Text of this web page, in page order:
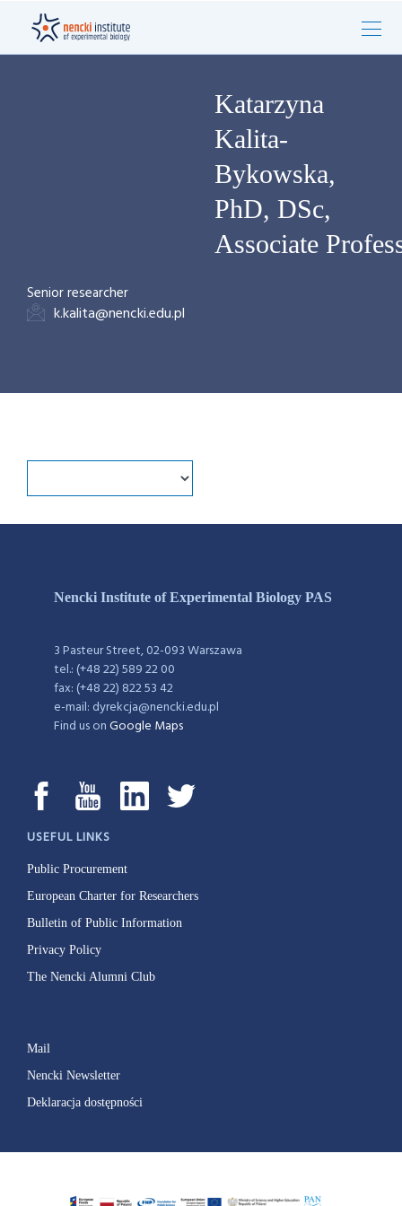
Katarzyna
Kalita-
Bykowska,
PhD, DSc,
Associate
Senior researcher
k.kalita@nencki.edu.pl
Nencki Institute of Experimental Biology PAS
3 Pasteur Street, 02-093 Warszawa
tel.: (+48 22) 589 22 00
fax: (+48 22) 822 53 42
e-mail: dyrekcja@nencki.edu.pl
Find us onGoogle Maps
USEFUL LINKS
Public Procurement
European Charter for Researchers
Bulletin of Public Information
Privacy Policy
The Nencki Alumni Club
Mail
Nencki Newsletter
Deklaracja dostępności